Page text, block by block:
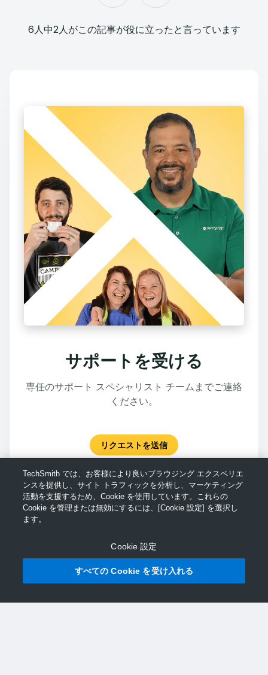
6人中2人がこの記事が役に立ったと言っています
サポートを受ける
専任のサポート スペシャリスト チームまでご連絡
ください。
リクエストを送信
TechSmith では、お客様により良いブラウジング エクスペリエ
ンスを提供し、サイト トラフィックを分析し、マーケティング
活動を支援するため、Cookie を使用しています。これらの
Cookie を管理または無効にするには、[Cookie 設定] を選択し
ます。
Cookie 設定
すべての Cookie を受け入れる